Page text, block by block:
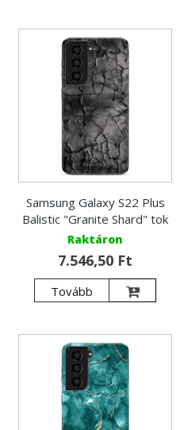
Samsung Galaxy S22 Plus
Balistic "Granite Shard" tok
Raktáron
7.546,50 Ft
Tovább